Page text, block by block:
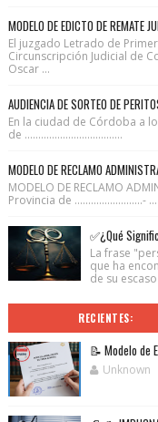
MODELO DE EDICTO DE REMATE
El juzgado Letrado de
Circunscripción Judicial de
Oscar ...
AUDIENCIA DE SORTEO DE
En la ciudad de Córdoba a
de ....................................
MODELO DE RECLAMO
MODELO DE RECLAMO
Provincia de .........................- ...
✅¿Qué
La frase
que ha
de su escaso
RECIENTES:
📝 Modelo de
Unknown